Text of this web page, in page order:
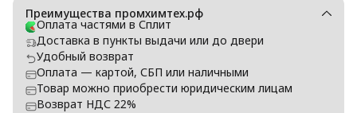
Преимущества промхимтех.рф
Оплата частями в Сплит
Доставка в пункты выдачи или до двери
Удобный возврат
Оплата — картой, СБП или наличными
Товар можно приобрести юридическим лицам
Возврат НДС 22%